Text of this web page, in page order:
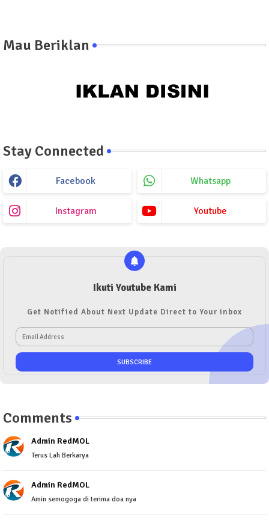
Mau Beriklan
Stay Connected
Facebook Whatsapp
Instagram Youtube
Ikuti Youtube Kami
Get Notified About Next Update Direct to Your inbox
Comments
Admin RedMOL
Terus Lah Berkarya
Admin RedMOL
Amin semogoga di terima doa nya